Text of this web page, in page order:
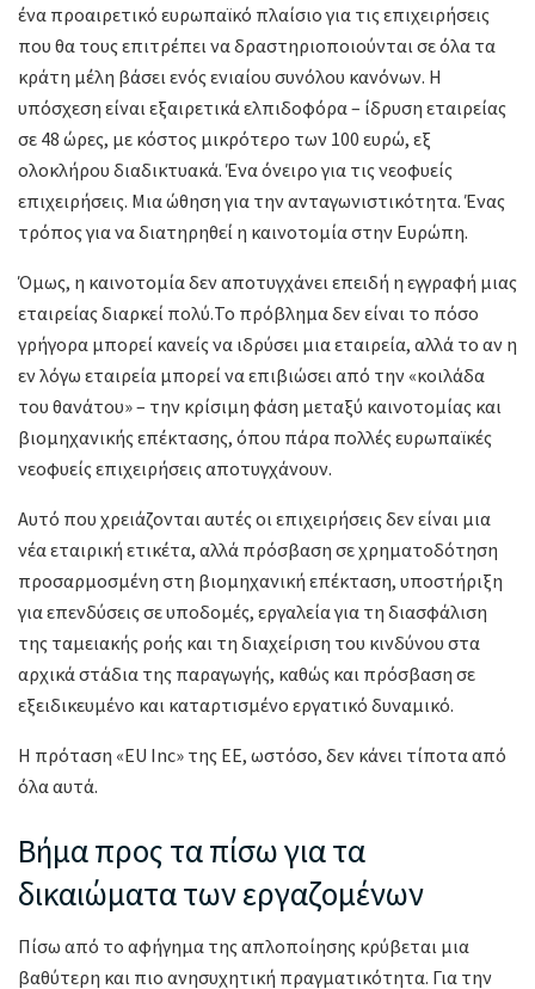
ένα προαιρετικό ευρωπαϊκό πλαίσιο για τις επιχειρήσεις
που θα τους επιτρέπει να δραστηριοποιούνται σε όλα τα
κράτη μέλη βάσει ενός ενιαίου συνόλου κανόνων. Η
υπόσχεση είναι εξαιρετικά ελπιδοφόρα – ίδρυση εταιρείας
σε 48 ώρες, με κόστος μικρότερο των 100 ευρώ, εξ
ολοκλήρου διαδικτυακά. Ένα όνειρο για τις νεοφυείς
επιχειρήσεις. Μια ώθηση για την ανταγωνιστικότητα. Ένας
τρόπος για να διατηρηθεί η καινοτομία στην Ευρώπη.
Όμως, η καινοτομία δεν αποτυγχάνει επειδή η εγγραφή μιας
εταιρείας διαρκεί πολύ.Το πρόβλημα δεν είναι το πόσο
γρήγορα μπορεί κανείς να ιδρύσει μια εταιρεία, αλλά το αν η
εν λόγω εταιρεία μπορεί να επιβιώσει από την «κοιλάδα
του θανάτου» – την κρίσιμη φάση μεταξύ καινοτομίας και
βιομηχανικής επέκτασης, όπου πάρα πολλές ευρωπαϊκές
νεοφυείς επιχειρήσεις αποτυγχάνουν.
Αυτό που χρειάζονται αυτές οι επιχειρήσεις δεν είναι μια
νέα εταιρική ετικέτα, αλλά πρόσβαση σε χρηματοδότηση
προσαρμοσμένη στη βιομηχανική επέκταση, υποστήριξη
για επενδύσεις σε υποδομές, εργαλεία για τη διασφάλιση
της ταμειακής ροής και τη διαχείριση του κινδύνου στα
αρχικά στάδια της παραγωγής, καθώς και πρόσβαση σε
εξειδικευμένο και καταρτισμένο εργατικό δυναμικό.
Η πρόταση «EU Inc» της ΕΕ, ωστόσο, δεν κάνει τίποτα από
όλα αυτά.
Βήμα προς τα πίσω για τα
δικαιώματα των εργαζομένων
Πίσω από το αφήγημα της απλοποίησης κρύβεται μια
βαθύτερη και πιο ανησυχητική πραγματικότητα. Για την